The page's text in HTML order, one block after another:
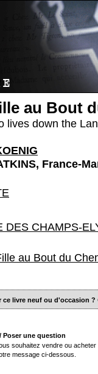
au Bout
lives down the
France-
DES CHAMPS-
au Bout du
ce livre neuf ou d'occasion ?
Poser une question
souhaitez vendre ou
message ci-dessous.